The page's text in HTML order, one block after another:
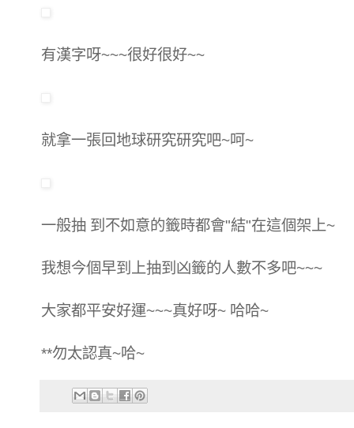
有漢字呀~~~很好很好~~
就拿一張回地球研究研究吧~呵~
一般抽 到不如意的籤時都會"結"在這個架上~
我想今個早到上抽到凶籤的人數不多吧~~~
大家都平安好運~~~真好呀~ 哈哈~
**勿太認真~哈~